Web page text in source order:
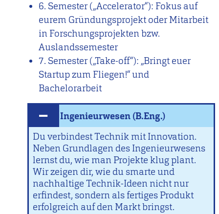
6. Semester („Accelerator“): Fokus auf
eurem Gründungsprojekt oder Mitarbeit
in Forschungsprojekten bzw.
Auslandssemester
7. Semester („Take-off“): „Bringt euer
Startup zum Fliegen!“ und
Bachelorarbeit
Ingenieurwesen (B.Eng.)
Du verbindest Technik mit Innovation.
Neben Grundlagen des Ingenieurwesens
lernst du, wie man Projekte klug plant.
Wir zeigen dir, wie du smarte und
nachhaltige Technik-Ideen nicht nur
erfindest, sondern als fertiges Produkt
erfolgreich auf den Markt bringst.